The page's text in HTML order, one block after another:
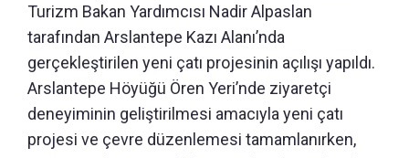
Turizm Bakan Yardımcısı Nadir Alpaslan
tarafından Arslantepe Kazı Alanı’nda
gerçekleştirilen yeni çatı projesinin açılışı yapıldı.
Arslantepe Höyüğü Ören Yeri’nde ziyaretçi
deneyiminin geliştirilmesi amacıyla yeni çatı
projesi ve çevre düzenlemesi tamamlanırken,